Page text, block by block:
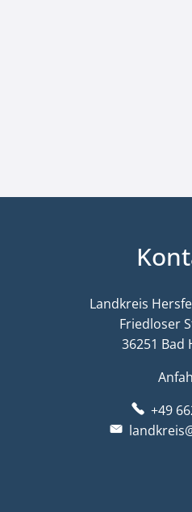
Landkreis
Friedloser
36251 Bad
+49